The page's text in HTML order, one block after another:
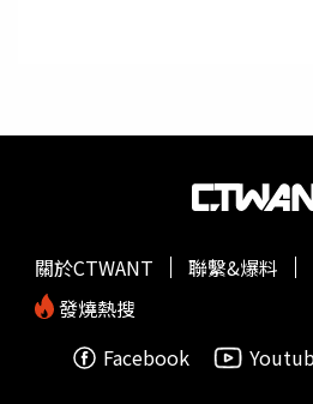
關於CTWANT 聯繫&爆料
發燒熱搜
Facebook